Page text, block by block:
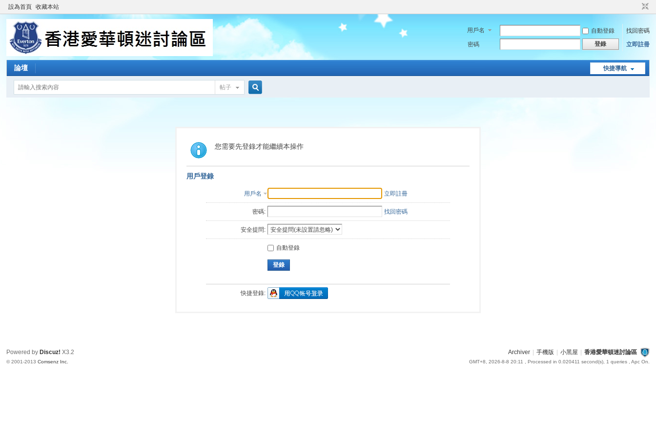
設為首頁 收藏本站
用戶名 自動登錄
找回密碼
密碼
登錄 立即註冊
快捷導航
論壇
帖子
索
您需要先登錄才能繼續本操作
用戶登錄
用戶名 立即註冊
密碼: 找回密碼
安全提問:
自動登錄
登錄
快捷登錄:
Archiver 手機版 小黑屋 香港愛華頓迷討論區
GMT+8, 2026-8-8 20:11 , Processed in 0.020411 second(s), 1 queries , Apc On.
Powered by Discuz! X3.2
© 2001-2013Comsenz Inc.